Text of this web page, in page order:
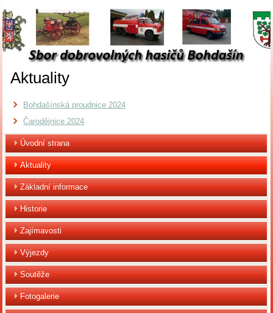
Aktuality
Bohdašínská proudnice 2024
Čarodějnice 2024
Úvodní strana
Aktuality
Základní informace
Historie
Zajímavosti
Výjezdy
Soutěže
Fotogalerie